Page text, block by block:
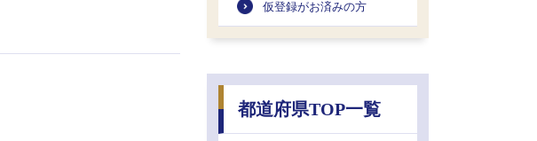
仮登録がお済みの方
都道府県TOP一覧